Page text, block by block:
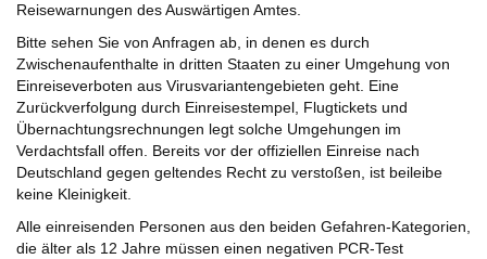
Reisewarnungen des Auswärtigen Amtes.
Bitte sehen Sie von Anfragen ab, in denen es durch
Zwischenaufenthalte in dritten Staaten zu einer Umgehung von
Einreiseverboten aus Virusvariantengebieten geht. Eine
Zurückverfolgung durch Einreisestempel, Flugtickets und
Übernachtungsrechnungen legt solche Umgehungen im
Verdachtsfall offen. Bereits vor der offiziellen Einreise nach
Deutschland gegen geltendes Recht zu verstoßen, ist beileibe
keine Kleinigkeit.
Alle einreisenden Personen aus den beiden Gefahren-Kategorien,
die älter als 12 Jahre müssen einen negativen PCR-Test